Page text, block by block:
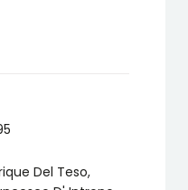
Del Teso,